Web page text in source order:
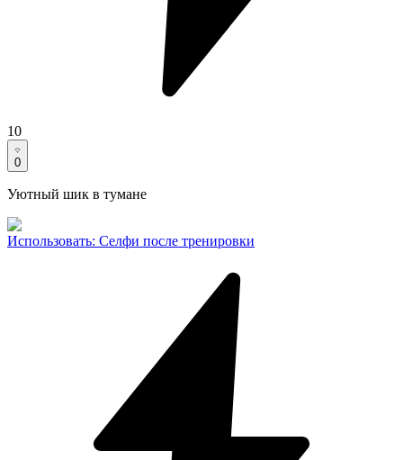
10
0
Уютный шик в тумане
Использовать: Селфи после тренировки